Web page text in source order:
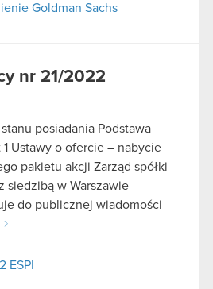
Goldman Sachs
nr 21/2022
posiadania Podstawa
Ustawy o ofercie – nabycie
pakietu akcji Zarząd spółki
siedzibą w Warszawie
do publicznej wiadomości
ESPI